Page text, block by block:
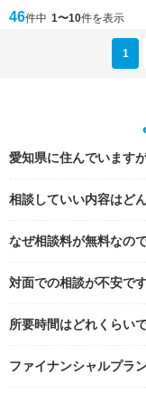
46件中 1〜10件を表示
1
愛知県に住んでいます
相談していい内容はど
なぜ相談料が無料なの
対面での相談が不安で
所要時間はどれくらい
ファイナンシャルプラ